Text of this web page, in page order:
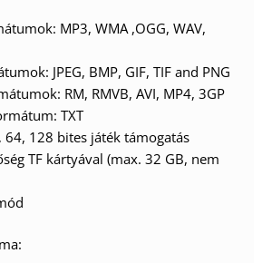
MP3, WMA ,OGG, WAV,
JPEG, BMP, GIF, TIF and PNG
RM, RMVB, AVI, MP4, 3GP
TXT
64, 128 bites játék támogatás
TF kártyával (max. 32 GB, nem